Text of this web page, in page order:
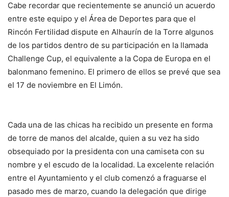
Cabe recordar que recientemente se anunció un acuerdo
entre este equipo y el Área de Deportes para que el
Rincón Fertilidad dispute en Alhaurín de la Torre algunos
de los partidos dentro de su participación en la llamada
Challenge Cup, el equivalente a la Copa de Europa en el
balonmano femenino. El primero de ellos se prevé que sea
el 17 de noviembre en El Limón.
Cada una de las chicas ha recibido un presente en forma
de torre de manos del alcalde, quien a su vez ha sido
obsequiado por la presidenta con una camiseta con su
nombre y el escudo de la localidad. La excelente relación
entre el Ayuntamiento y el club comenzó a fraguarse el
pasado mes de marzo, cuando la delegación que dirige